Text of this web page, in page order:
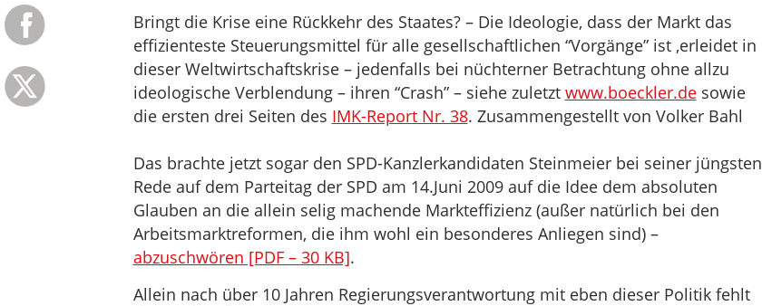
Bringt die Krise eine Rückkehr des Staates? – Die Ideologie, dass der Markt das
effizienteste Steuerungsmittel für alle gesellschaftlichen “Vorgänge” ist ,erleidet in
dieser Weltwirtschaftskrise – jedenfalls bei nüchterner Betrachtung ohne allzu
ideologische Verblendung – ihren “Crash” – siehe zuletzt www.boeckler.desowie
die ersten drei Seiten des IMK-Report Nr. 38. Zusammengestellt von Volker Bahl
Das brachte jetzt sogar den SPD-Kanzlerkandidaten Steinmeier bei seiner jüngsten
Rede auf dem Parteitag der SPD am 14.Juni 2009 auf die Idee dem absoluten
Glauben an die allein selig machende Markteffizienz (außer natürlich bei den
Arbeitsmarktreformen, die ihm wohl ein besonderes Anliegen sind) –
abzuschwören [PDF – 30 KB].
Allein nach über 10 Jahren Regierungsverantwortung mit eben dieser Politik fehlt